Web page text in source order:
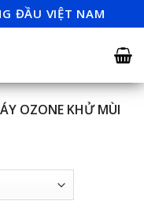
ĐẦU VIỆT NAM
OZONE KHỬ MÙI